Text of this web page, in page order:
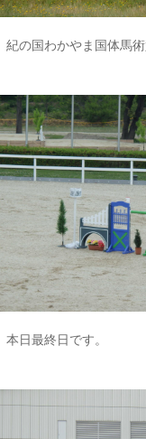
紀の国わかやま国体馬
本日最終日です。